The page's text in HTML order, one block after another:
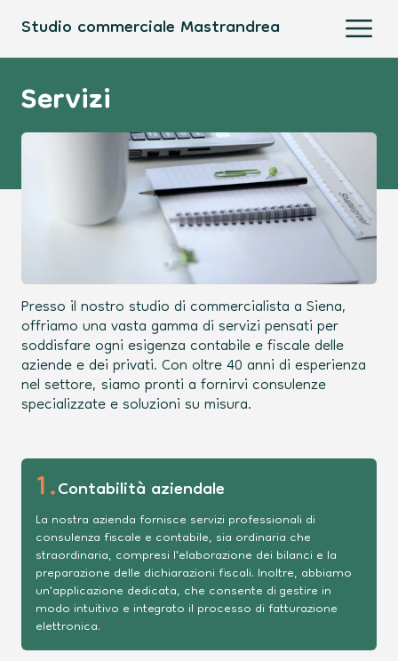
Studio commerciale Mastrandrea
Servizi
Presso il nostro studio di commercialista a Siena,
offriamo una vasta gamma di servizi pensati per
soddisfare ogni esigenza contabile e fiscale delle
aziende e dei privati. Con oltre 40 anni di esperienza
nel settore, siamo pronti a fornirvi consulenze
specializzate e soluzioni su misura.
1.Contabilità aziendale
La nostra azienda fornisce servizi professionali di
consulenza fiscale e contabile, sia ordinaria che
straordinaria, compresi l'elaborazione dei bilanci e la
preparazione delle dichiarazioni fiscali. Inoltre, abbiamo
un'applicazione dedicata, che consente di gestire in
modo intuitivo e integrato il processo di fatturazione
elettronica.